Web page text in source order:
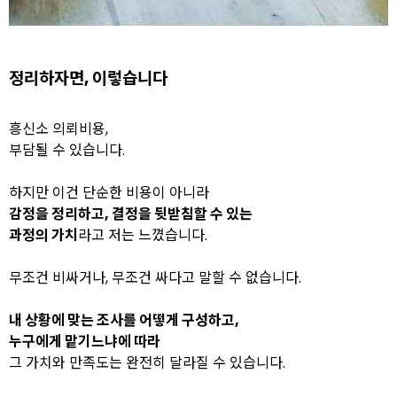
정리하자면, 이렇습니다
흥신소 의뢰비용,
부담될 수 있습니다.
하지만 이건 단순한 비용이 아니라
감정을 정리하고, 결정을 뒷받침할 수 있는
과정의 가치라고 저는 느꼈습니다.
무조건 비싸거나, 무조건 싸다고 말할 수 없습니다.
내 상황에 맞는 조사를 어떻게 구성하고,
누구에게 맡기느냐에 따라
그 가치와 만족도는 완전히 달라질 수 있습니다.